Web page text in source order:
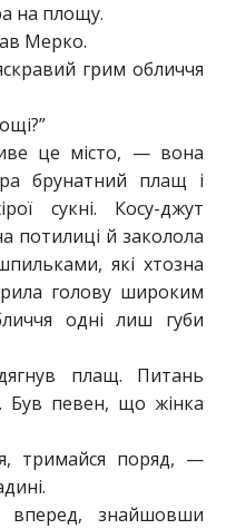
на площу.
Мерко.
грим обличчя
це місто, — вона
брунатний плащ і
сукні. Косу-джут
потилиці й заколола
які хтозна
голову широким
одні лиш губи
плащ. Питань
Був певен, що жінка
тримайся поряд, —
знайшовши